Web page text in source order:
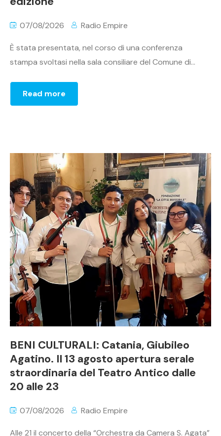
07/08/2026 Radio Empire
È stata presentata, nel corso di una conferenza
stampa svoltasi nella sala consiliare del Comune di...
Read more
BENI CULTURALI: Catania, Giubileo
Agatino. Il 13 agosto apertura serale
straordinaria del Teatro Antico dalle
20 alle 23
07/08/2026 Radio Empire
Alle 21 il concerto della “Orchestra da Camera S. Agata”